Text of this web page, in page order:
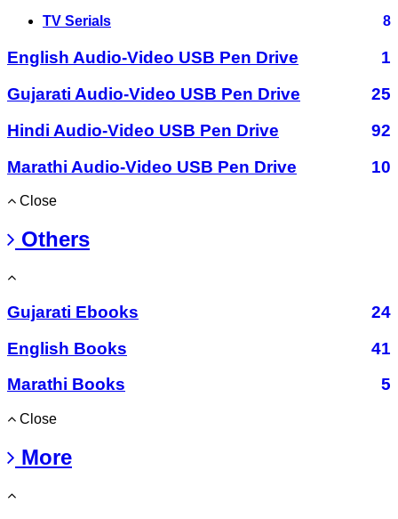
TV Serials 8
English Audio-Video USB Pen Drive
1
Gujarati Audio-Video USB Pen Drive
25
Hindi Audio-Video USB Pen Drive
92
Marathi Audio-Video USB Pen Drive
10
Close
Others
Gujarati Ebooks
24
English Books
41
Marathi Books
5
Close
More